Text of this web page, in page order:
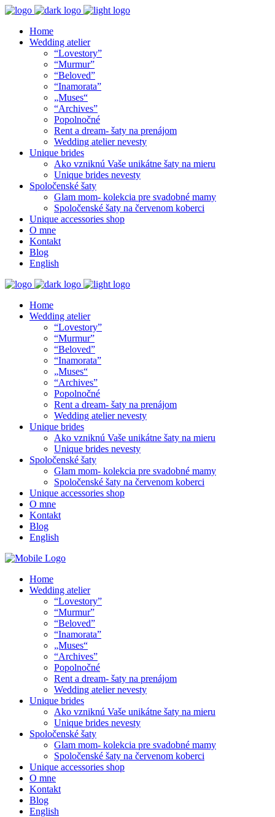
Home
Wedding atelier
“Lovestory”
“Murmur”
“Beloved”
“Inamorata”
„Muses“
“Archives”
Popolnočné
Rent a dream- šaty na prenájom
Wedding atelier nevesty
Unique brides
Ako vzniknú Vaše unikátne šaty na mieru
Unique brides nevesty
Spoločenské šaty
Glam mom- kolekcia pre svadobné mamy
Spoločenské šaty na červenom koberci
Unique accessories shop
O mne
Kontakt
Blog
English
Home
Wedding atelier
“Lovestory”
“Murmur”
“Beloved”
“Inamorata”
„Muses“
“Archives”
Popolnočné
Rent a dream- šaty na prenájom
Wedding atelier nevesty
Unique brides
Ako vzniknú Vaše unikátne šaty na mieru
Unique brides nevesty
Spoločenské šaty
Glam mom- kolekcia pre svadobné mamy
Spoločenské šaty na červenom koberci
Unique accessories shop
O mne
Kontakt
Blog
English
Home
Wedding atelier
“Lovestory”
“Murmur”
“Beloved”
“Inamorata”
„Muses“
“Archives”
Popolnočné
Rent a dream- šaty na prenájom
Wedding atelier nevesty
Unique brides
Ako vzniknú Vaše unikátne šaty na mieru
Unique brides nevesty
Spoločenské šaty
Glam mom- kolekcia pre svadobné mamy
Spoločenské šaty na červenom koberci
Unique accessories shop
O mne
Kontakt
Blog
English